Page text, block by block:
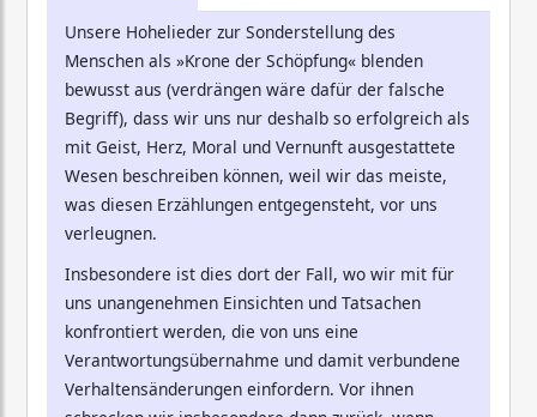
Unsere Hohelieder zur Sonderstellung des
Menschen als »Krone der Schöpfung« blenden
bewusst aus (verdrängen wäre dafür der falsche
Begriff), dass wir uns nur deshalb so erfolgreich als
mit Geist, Herz, Moral und Vernunft ausgestattete
Wesen beschreiben können, weil wir das meiste,
was diesen Erzählungen entgegensteht, vor uns
verleugnen.
Insbesondere ist dies dort der Fall, wo wir mit für
uns unangenehmen Einsichten und Tatsachen
konfrontiert werden, die von uns eine
Verantwortungsübernahme und damit verbundene
Verhaltensänderungen einfordern. Vor ihnen